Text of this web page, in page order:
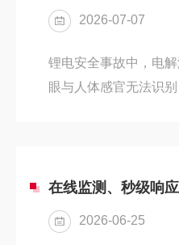
坑，精准适配不同座
2026-07-07
锂电安全事故中，电
眼与人体感官无法识
生产残留挥发与使用
后，盖板周边焊缝、注
在线监测、秒级响
2026-06-25